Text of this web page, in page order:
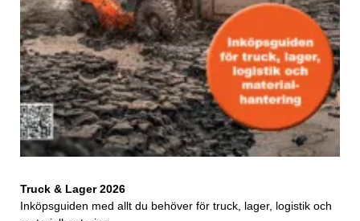
Truck & Lager 2026
Inköpsguiden med allt du behöver för truck, lager, logistik och